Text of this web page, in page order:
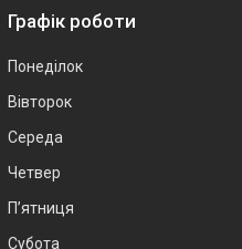
Графік роботи
Понеділок
Вівторок
Середа
Четвер
Пʼятниця
Субота